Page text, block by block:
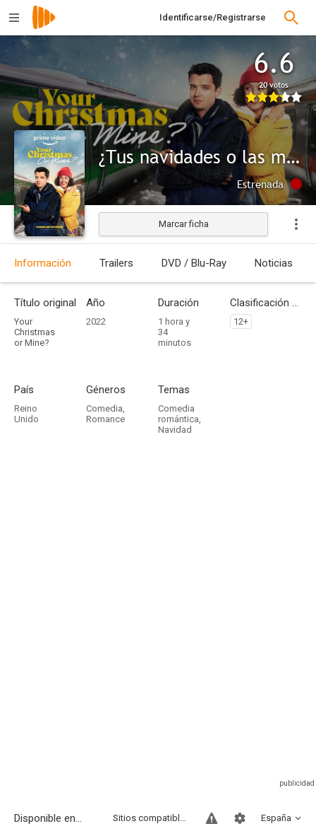
Identificarse/Registrarse
6.6
20 votos
¿Tus navidades o las mías?
Estrenada
Marcar ficha
Información Trailers DVD / Blu-Ray Noticias
Título original
Your
Christmas
or Mine?
Año
2022
Duración
1 hora y
34
minutos
Clasificación por edades
12+
País
Reino
Unido
Géneros
Comedia,
Romance
Temas
Comedia
romántica,
Navidad
Disponible en... España
Sitios compatibles